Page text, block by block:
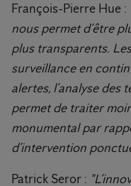
François-Pierre Hue :
nous permet d’être
plus transparents.
surveillance en
alertes, l’analyse des
permet de traiter
monumental par
d’intervention
Patrick Seror :